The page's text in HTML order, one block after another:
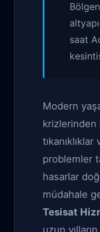
saat
Modern
krizlerinden
problemler
hasarlar
müdahale
Tesisat
uzun